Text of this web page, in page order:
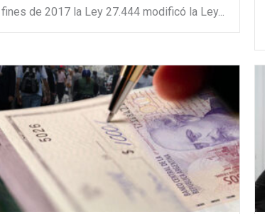
de 2017 la Ley 27.444 modificó la Ley...